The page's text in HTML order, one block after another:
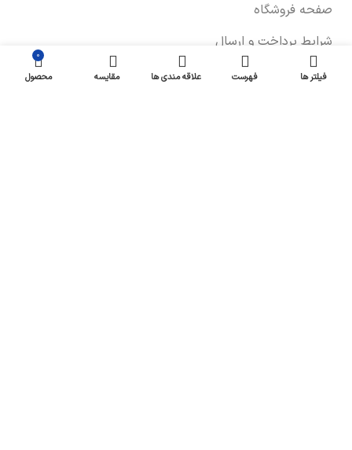
صفحه فروشگاه
شرایط پرداخت و ارسال
سیاست های بازگشت کالا
فیلتر ها فهرست علاقه مندی ها مقایسه
۰
محصول